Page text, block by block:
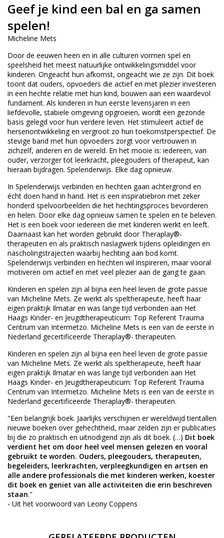
Geef je kind een bal en ga samen
spelen!
Micheline Mets
Door de eeuwen heen en in alle culturen vormen spel en
speelsheid het meest natuurlijke ontwikkelingsmiddel voor
kinderen. Ongeacht hun afkomst, ongeacht wie ze zijn. Dit boek
toont dat ouders, opvoeders die actief en met plezier investeren
in een hechte relatie met hun kind, bouwen aan een waardevol
fundament. Als kinderen in hun eerste levensjaren in een
liefdevolle, stabiele omgeving opgroeien, wordt een gezonde
basis gelegd voor hun verdere leven. Het stimuleert actief de
hersenontwikkeling en vergroot zo hun toekomstperspectief. De
stevige band met hun opvoeders zorgt voor vertrouwen in
zichzelf, anderen en de wereld. En het mooie is: iedereen, van
ouder, verzorger tot leerkracht, pleegouders of therapeut, kan
hieraan bijdragen. Spelenderwijs. Elke dag opnieuw.
In Spelenderwijs verbinden en hechten gaan achtergrond en
écht doen hand in hand. Het is een inspiratiebron met zeker
honderd spelvoorbeelden die het hechtingsproces bevorderen
en helen. Door elke dag opnieuw samen te spelen en te beleven.
Het is een boek voor iedereen die met kinderen werkt en leeft.
Daarnaast kan het worden gebruikt door Theraplay®-
therapeuten en als praktisch naslagwerk tijdens opleidingen en
nascholingstrajecten waarbij hechting aan bod komt.
Spelenderwijs verbinden en hechten wil inspireren, maar vooral
motiveren om actief en met veel plezier aan de gang te gaan.
Kinderen en spelen zijn al bijna een heel leven de grote passie
van Micheline Mets. Ze werkt als speltherapeute, heeft haar
eigen praktijk Ilmatar en was lange tijd verbonden aan Het
Haags Kinder- en Jeugdtherapeuticum: Top Referent Trauma
Centrum van Intermetzo. Micheline Mets is een van de eerste in
Nederland gecertificeerde Theraplay®- therapeuten.
Kinderen en spelen zijn al bijna een heel leven de grote passie
van Micheline Mets. Ze werkt als speltherapeute, heeft haar
eigen praktijk Ilmatar en was lange tijd verbonden aan Het
Haags Kinder- en Jeugdtherapeuticum: Top Referent Trauma
Centrum van Intermetzo. Micheline Mets is een van de eerste in
Nederland gecertificeerde Theraplay®- therapeuten.
"Een belangrijk boek. Jaarlijks verschijnen er wereldwijd tientallen
nieuwe boeken over gehechtheid, maar zelden zijn er publicaties
bij die zo praktisch en uitnodigend zijn als dit boek. (…) Dit boek
verdient het om door heel veel mensen gelezen en vooral
gebruikt te worden. Ouders, pleegouders, therapeuten,
begeleiders, leerkrachten, verpleegkundigen en artsen en
alle andere professionals die met kinderen werken, koester
dit boek en geniet van alle activiteiten die erin beschreven
staan."
- Uit het voorwoord van Leony Coppens